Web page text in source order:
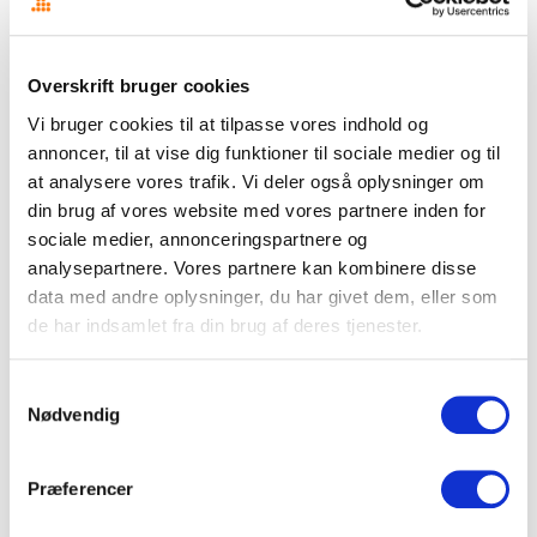
Overskrift bruger cookies
Vi bruger cookies til at tilpasse vores indhold og
annoncer, til at vise dig funktioner til sociale medier og til
at analysere vores trafik. Vi deler også oplysninger om
din brug af vores website med vores partnere inden for
sociale medier, annonceringspartnere og
analysepartnere. Vores partnere kan kombinere disse
data med andre oplysninger, du har givet dem, eller som
de har indsamlet fra din brug af deres tjenester.
Nødvendig
Præferencer
og nye boformer, ældre og den såkaldte “sandwichgeneration”,
organisationer (fxDansk El-Forbund
SocialrådgiverforeningogSkolelederforeningen) tager
konkrete mærkesager med til Allinge om lighed, fællesskab og
fremtidens velfærd.
.. og som alle de andre år
handler mange af indlæggene af de mere praktiske sager, som
programoversigter) eller går på tværs af flere temaer og indgår
Ligesom sidste år, ser det altså ud til at Sundhed, Klima og AI